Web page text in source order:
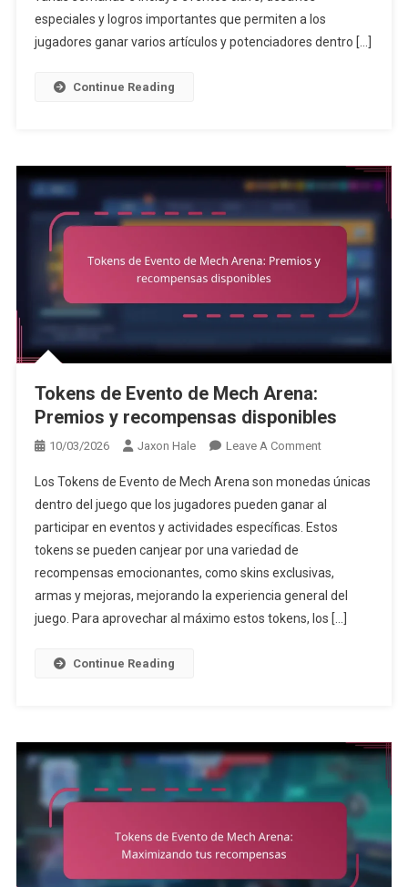
La
Línea
especiales y logros importantes que permiten a los
jugadores ganar varios artículos y potenciadores dentro […]
Continue Reading
Tokens de Evento de Mech Arena:
Premios y recompensas disponibles
10/03/2026 Jaxon Hale Leave A CommentOn
De
Evento
De
Arena:
Premios
Los Tokens de Evento de Mech Arena son monedas únicas
dentro del juego que los jugadores pueden ganar al
participar en eventos y actividades específicas. Estos
tokens se pueden canjear por una variedad de
recompensas emocionantes, como skins exclusivas,
armas y mejoras, mejorando la experiencia general del
juego. Para aprovechar al máximo estos tokens, los […]
Continue Reading